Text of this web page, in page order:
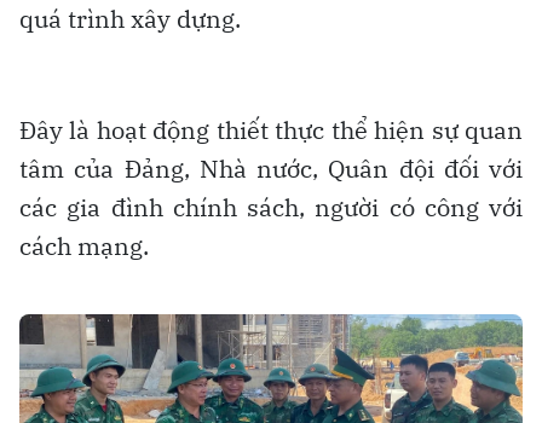
quá trình xây dựng.
Đây là hoạt động thiết thực thể hiện sự quan
tâm của Đảng, Nhà nước, Quân đội đối với
các gia đình chính sách, người có công với
cách mạng.